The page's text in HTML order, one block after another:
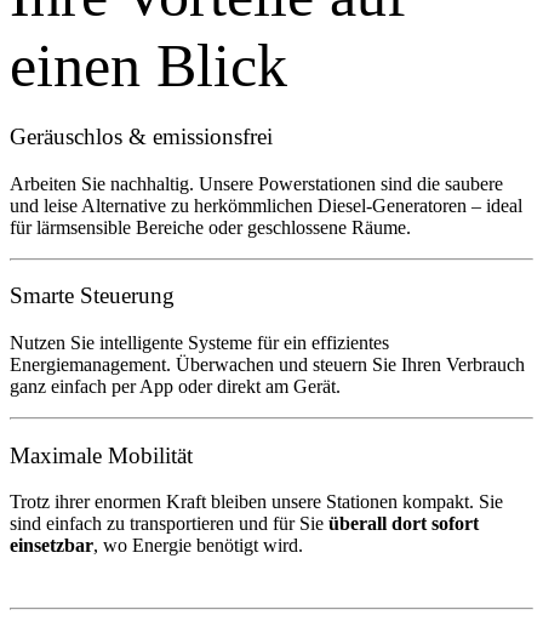
einen Blick
Geräuschlos & emissionsfrei
Arbeiten Sie nachhaltig. Unsere Powerstationen sind die saubere
und leise Alternative zu herkömmlichen Diesel-Generatoren – ideal
für lärmsensible Bereiche oder geschlossene Räume.
Smarte Steuerung
Nutzen Sie intelligente Systeme für ein effizientes
Energiemanagement. Überwachen und steuern Sie Ihren Verbrauch
ganz einfach per App oder direkt am Gerät.
Maximale Mobilität
Trotz ihrer enormen Kraft bleiben unsere Stationen kompakt. Sie
sind einfach zu transportieren und für Sie überall dort sofort
einsetzbar, wo Energie benötigt wird.